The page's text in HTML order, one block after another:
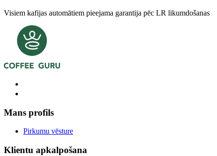
Visiem kafijas automātiem pieejama garantija pēc LR likumdošanas
Mans profils
Pirkumu vēsture
Klientu apkalpošana